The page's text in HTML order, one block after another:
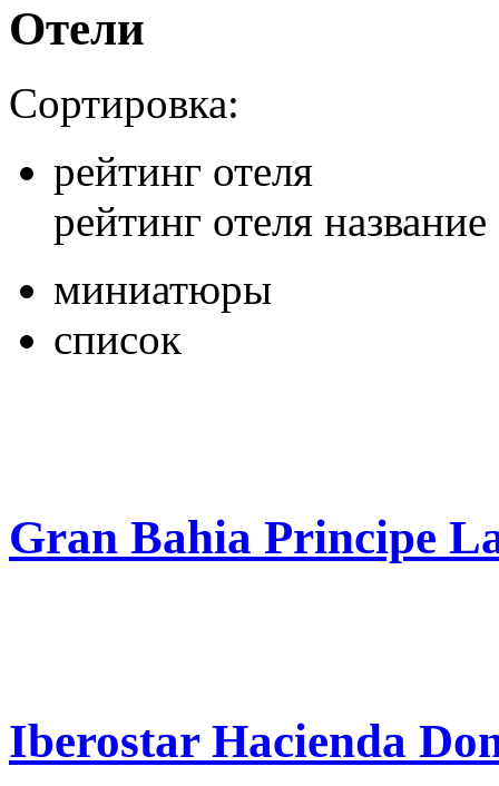
Отели
Сортировка:
рейтинг отеля
рейтинг отеля название
миниатюры
список
Gran Bahia Principe
Iberostar Hacienda